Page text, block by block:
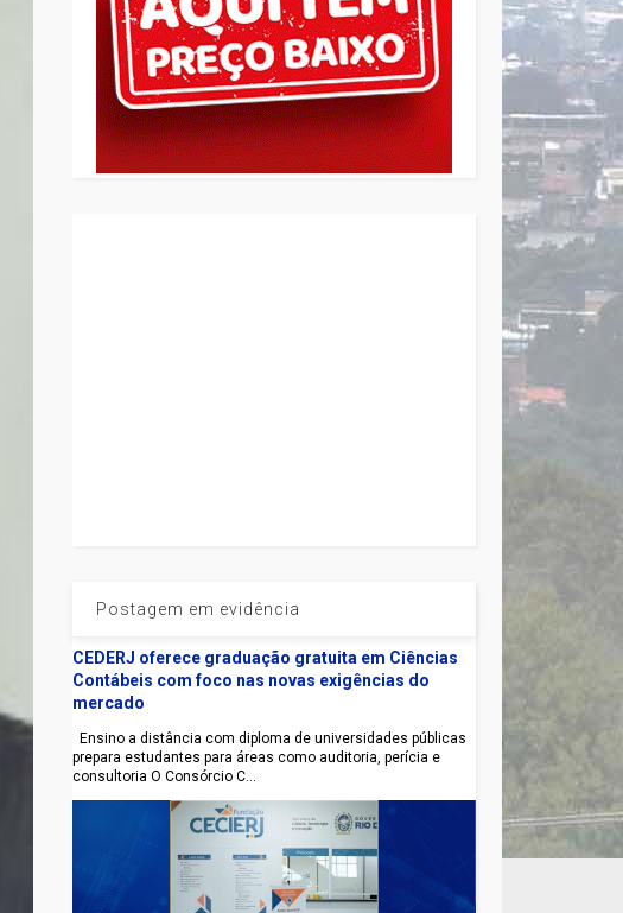
Postagem em evidência
CEDERJ oferece graduação gratuita em Ciências
Contábeis com foco nas novas exigências do
mercado
Ensino a distância com diploma de universidades públicas
prepara estudantes para áreas como auditoria, perícia e
consultoria O Consórcio C...